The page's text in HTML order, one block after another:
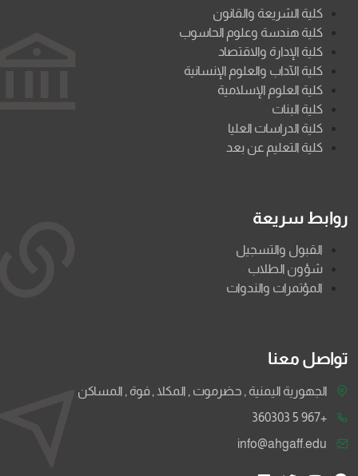
كلية الشريعة والقانون
كلية هندسة وعلوم الحاسوب
كلية الإدارة والاقتصاد
كلية الآداب والعلوم الإنسانية
كلية العلوم الإسلامية
كلية البنات
كلية الدراسات العليا
كلية التعليم عن بعد
روابط سريعة
القبول والتسجيل
شؤون الطلاب
المؤتمرات والندوات
تواصل معنا
الجهورية اليمنية , حضرموت , المكلا , فوة , المساكن
+967 5 360303
info@ahgaff.edu